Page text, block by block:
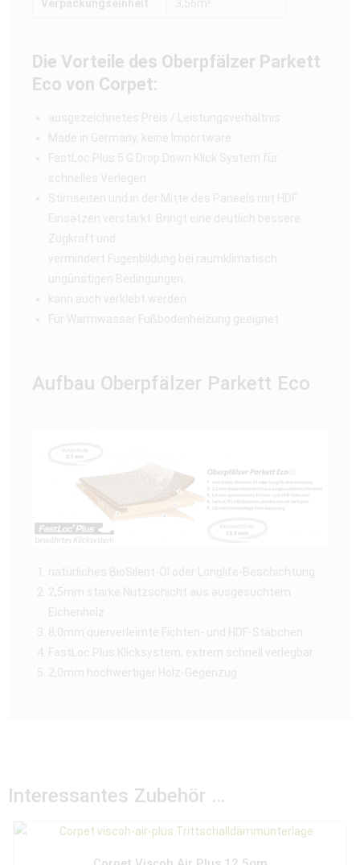
Verpackungseinheit 3,56m²
Die Vorteile des Oberpfälzer Parkett
Eco von Corpet:
ausgezeichnetes Preis / Leistungsverhältnis
Made in Germany, keine Importware
FastLoc Plus 5 G Drop Down Klick System für
schnelles Verlegen
Stirnseiten und in der Mitte des Paneels mit HDF
Einsätzen verstärkt. Bringt eine deutlich bessere
Zugkraft und
vermindert Fugenbildung bei raumklimatisch
ungünstigen Bedingungen.
kann auch verklebt werden
Für Warmwasser Fußbodenheizung geeignet
Aufbau Oberpfälzer Parkett Eco
natürliches BioSilent-Öl oder Longlife-Beschichtung
2,5mm starke Nutzschicht aus ausgesuchtem
Eichenholz
8,0mm querverleimte Fichten- und HDF-Stäbchen
FastLoc Plus Klicksystem, extrem schnell verlegbar
2,0mm hochwertiger Holz-Gegenzug
Interessantes Zubehör …